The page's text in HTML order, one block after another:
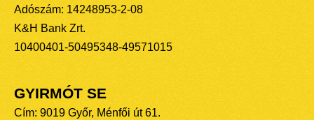
Adószám: 14248953-2-08
K&H Bank Zrt.
10400401-50495348-49571015
GYIRMÓT SE
Cím: 9019 Győr, Ménfői út 61.